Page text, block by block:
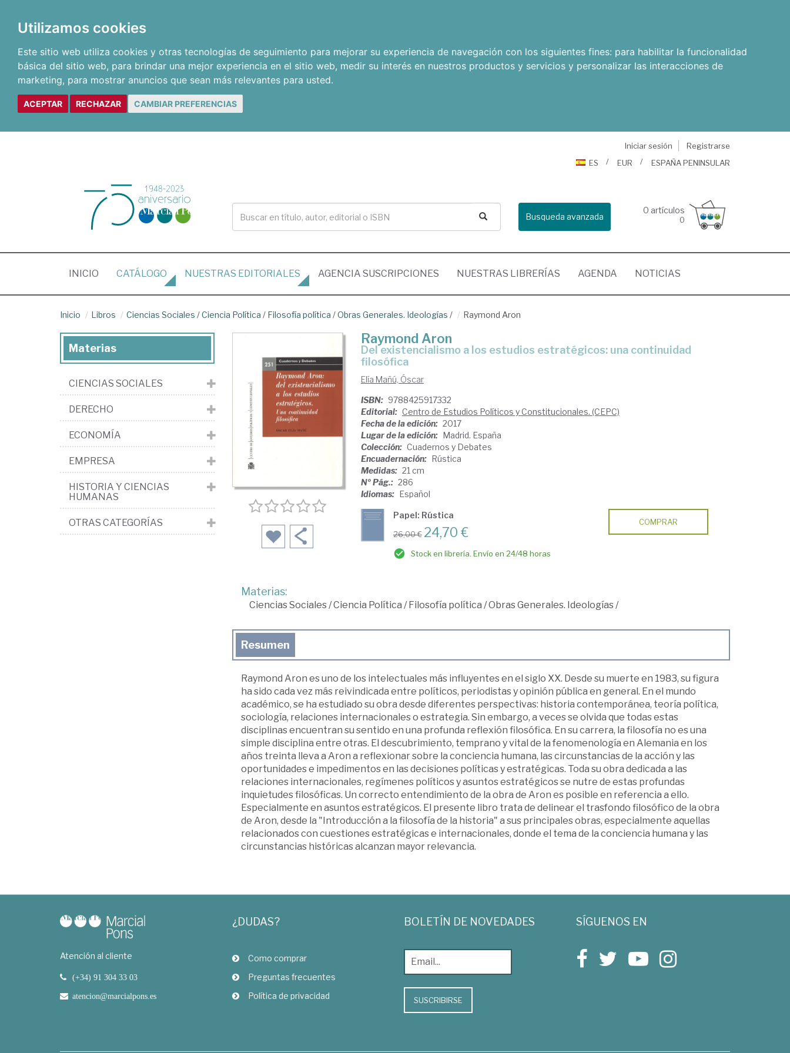
Utilizamos cookies
Este sitio web utiliza cookies y otras tecnologías de seguimiento para mejorar su experiencia de navegación con los siguientes fines: para habilitar la funcionalidad
básica del sitio web, para brindar una mejor experiencia en el sitio web, medir su interés en nuestros productos y servicios y personalizar las interacciones de
marketing, para mostrar anuncios que sean más relevantes para usted.
ACEPTAR RECHAZAR CAMBIAR PREFERENCIAS
Iniciar sesión
Registrarse
ES
EUR ESPAÑA PENINSULAR
Busqueda avanzada
0 artículos
0
INICIO (CURRENT)
CATÁLOGO NUESTRAS EDITORIALES AGENCIA SUSCRIPCIONES NUESTRAS LIBRERÍAS AGENDA NOTICIAS
Inicio Libros Ciencias Sociales /Ciencia Política / Filosofía política /Obras Generales. Ideologías / Raymond Aron
Raymond Aron
del existencialismo a los estudios estratégicos: una continuidad
filosófica
Elía Mañú, Óscar
ISBN: 9788425917332
Editorial: Centro de Estudios Políticos y Constitucionales. (CEPC)
Fecha de la edición: 2017
Lugar de la edición: Madrid. España
Colección: Cuadernos y Debates
Encuadernación: Rústica
Medidas: 21 cm
Nº Pág.: 286
Idiomas: Español
Papel: Rústica
26,00 € 24,70 €
Stock en librería. Envío en 24/48 horas
COMPRAR
Materias:
Ciencias Sociales/Ciencia Política /Filosofía política /Obras Generales. Ideologías/
Resumen
Raymond Aron es uno de los intelectuales más influyentes en el siglo XX. Desde su muerte en 1983, su figura
ha sido cada vez más reivindicada entre políticos, periodistas y opinión pública en general. En el mundo
académico, se ha estudiado su obra desde diferentes perspectivas: historia contemporánea, teoría política,
sociología, relaciones internacionales o estrategia. Sin embargo, a veces se olvida que todas estas
disciplinas encuentran su sentido en una profunda reflexión filosófica. En su carrera, la filosofía no es una
simple disciplina entre otras. El descubrimiento, temprano y vital de la fenomenología en Alemania en los
años treinta lleva a Aron a reflexionar sobre la conciencia humana, las circunstancias de la acción y las
oportunidades e impedimentos en las decisiones políticas y estratégicas. Toda su obra dedicada a las
relaciones internacionales, regímenes políticos y asuntos estratégicos se nutre de estas profundas
inquietudes filosóficas. Un correcto entendimiento de la obra de Aron es posible en referencia a ello.
Especialmente en asuntos estratégicos. El presente libro trata de delinear el trasfondo filosófico de la obra
de Aron, desde la "Introducción a la filosofía de la historia" a sus principales obras, especialmente aquellas
relacionados con cuestiones estratégicas e internacionales, donde el tema de la conciencia humana y las
circunstancias históricas alcanzan mayor relevancia.
Materias
CIENCIAS SOCIALES
DERECHO
ECONOMÍA
EMPRESA
HISTORIA Y CIENCIAS
HUMANAS
OTRAS CATEGORÍAS
Atención al cliente
(+34) 91 304 33 03
atencion@marcialpons.es
¿DUDAS?
Como comprar
Preguntas frecuentes
Política de privacidad
BOLETÍN DE NOVEDADES
SUSCRIBIRSE
SÍGUENOS EN